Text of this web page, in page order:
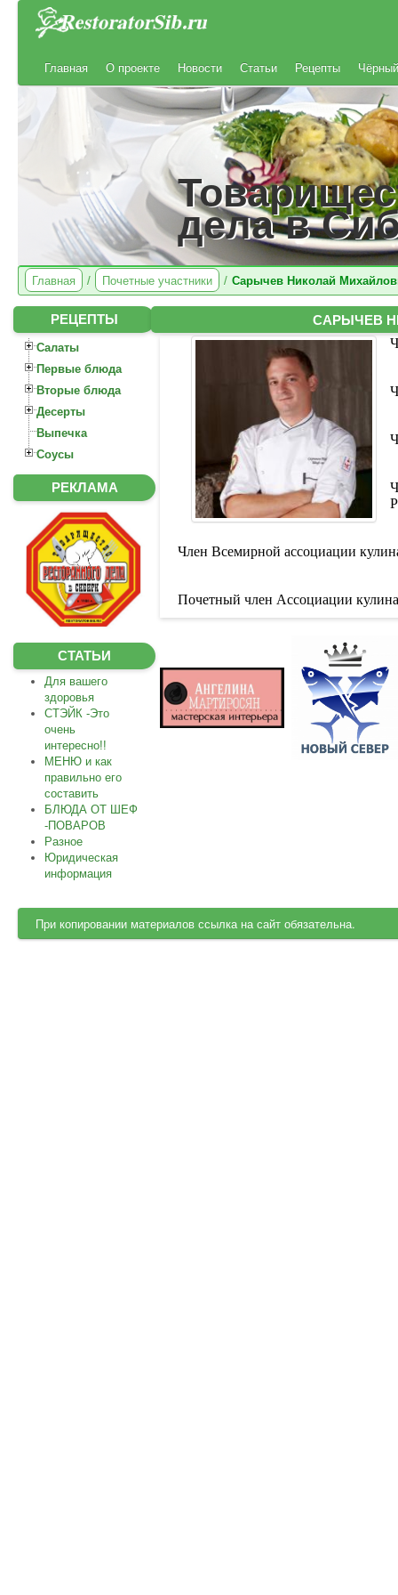
Главная О проекте Новости Статьи Рецепты
дела в
Главная / Почетные участники / Сарычев Николай
РЕЦЕПТЫ
Салаты
Первые блюда
Вторые блюда
Десерты
Выпечка
Соусы
РЕКЛАМА
СТАТЬИ
Для вашего
здоровья
СТЭЙК -Это
очень
интересно!!
МЕНЮ и как
правильно его
составить
БЛЮДА ОТ ШЕФ
-ПОВАРОВ
Разное
Юридическая
информация
САРЫЧЕВ
Член Всемирной ассоциации
Почетный член Ассоциации
При копировании материалов ссылка на сайт обязательна.